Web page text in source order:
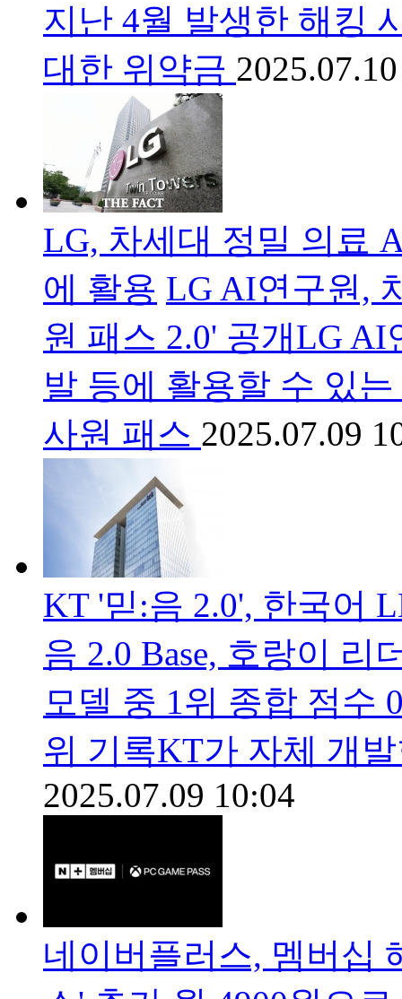
지난 4월 발생한 해킹
대한 위약금
LG, 차세대 정밀 의료
에 활용 LG AI연구원,
원 패스 2.0' 공개LG
발 등에 활용할 수 있
사원 패스 2025.07.09
KT '믿:음 2.0', 한국어
음 2.0 Base, 호랑이 리
모델 중 1위 종합 점수
위 기록KT가 자체 개
2025.07.09 10:04
네이버플러스, 멤버십